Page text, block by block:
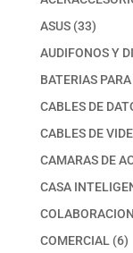
ASUS 3333
AUDIFONOS Y
BATERIAS
CABLES DE
CABLES DE
CAMARAS DE
CASA
COMERCIAL 66